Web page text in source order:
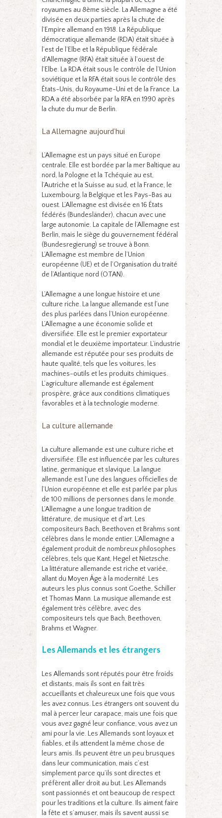
royaumes au 8ème siècle. La Allemagne a été
divisée en deux parties après la chute de
l’Empire allemand en 1918. La République
démocratique allemande (RDA) était située à
l’est de l’Elbe et la République fédérale
d’Allemagne (RFA) était située à l’ouest de
l’Elbe. La RDA était sous le contrôle de l’Union
soviétique et la RFA était sous le contrôle des
États-Unis, du Royaume-Uni et de la France. La
RDA a été absorbée par la RFA en 1990 après
la chute du mur de Berlin.
La Allemagne aujourd’hui
L’Allemagne est un pays situé en Europe
centrale. Elle est bordée par la mer Baltique au
nord, la Pologne et la Tchéquie au est,
l’Autriche et la Suisse au sud, et la France, le
Luxembourg, la Belgique et les Pays-Bas au
ouest. L’Allemagne est divisée en 16 États
fédérés (Bundesländer), chacun avec une
large autonomie. La capitale de l’Allemagne est
Berlin, mais le siège du gouvernement fédéral
(Bundesregierung) se trouve à Bonn.
L’Allemagne est membre de l’Union
européenne (UE) et de l’Organisation du traité
de l’Atlantique nord (OTAN).
L’Allemagne a une longue histoire et une
culture riche. La langue allemande est l’une
des plus parlées dans l’Union européenne.
L’Allemagne a une économie solide et
diversifiée. Elle est le premier exportateur
mondial et le deuxième importateur. L’industrie
allemande est réputée pour ses produits de
haute qualité, tels que les voitures, les
machines-outils et les produits chimiques.
L’agriculture allemande est également
prospère, grâce aux conditions climatiques
favorables et à la technologie moderne.
La culture allemande
La culture allemande est une culture riche et
diversifiée. Elle est influencée par les cultures
latine, germanique et slavique. La langue
allemande est l’une des langues officielles de
l’Union européenne et elle est parlée par plus
de 100 millions de personnes dans le monde.
L’Allemagne a une longue tradition de
littérature, de musique et d’art. Les
compositeurs Bach, Beethoven et Brahms sont
célèbres dans le monde entier. L’Allemagne a
également produit de nombreux philosophes
célèbres, tels que Kant, Hegel et Nietzsche.
La littérature allemande est riche et variée,
allant du Moyen Âge à la modernité. Les
auteurs les plus connus sont Goethe, Schiller
et Thomas Mann. La musique allemande est
également très célèbre, avec des
compositeurs tels que Bach, Beethoven,
Brahms et Wagner.
Les Allemands et les étrangers
Les Allemands sont réputés pour être froids
et distants, mais ils sont en fait très
accueillants et chaleureux une fois que vous
les avez connus. Les étrangers ont souvent du
mal à percer leur carapace, mais une fois que
vous avez gagné leur confiance, vous avez un
ami pour la vie. Les Allemands sont loyaux et
fiables, et ils attendent la même chose de
leurs amis. Ils peuvent être un peu brusques
dans leur communication, mais c’est
simplement parce qu’ils sont directes et
préfèrent aller droit au but. Les Allemands
sont passionnés et ont beaucoup de respect
pour les traditions et la culture. Ils aiment faire
la fête et s’amuser, mais ils savent aussi se